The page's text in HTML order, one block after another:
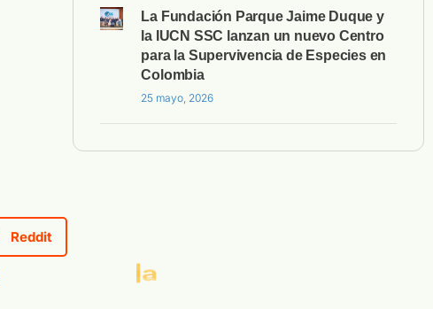
La Fundación Parque Jaime Duque y
la IUCN SSC lanzan un nuevo Centro
para la Supervivencia de Especies en
Colombia
25 mayo, 2026
Reddit
la